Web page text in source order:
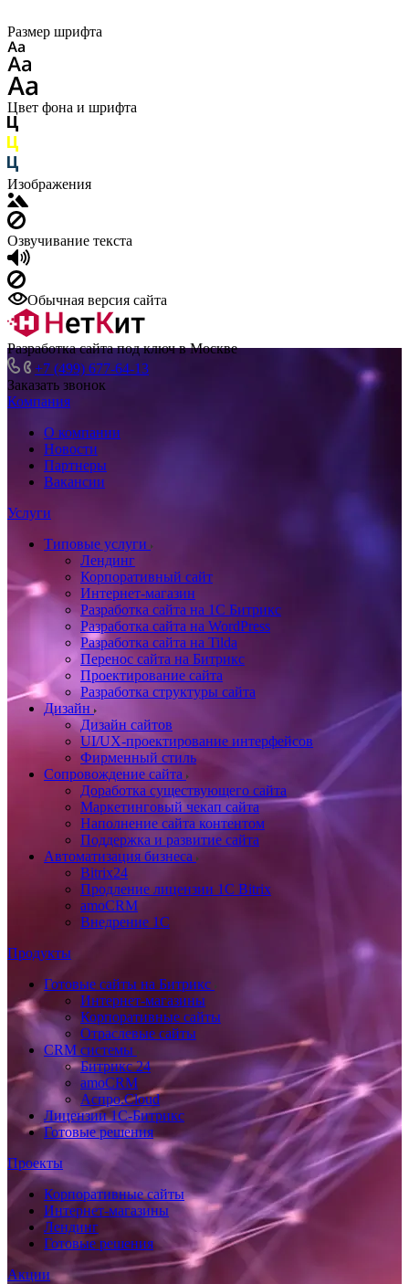
Размер шрифта
Цвет фона и шрифта
Изображения
Озвучивание текста
Обычная версия сайта
Разработка сайта под ключ в Москве
+7 (499) 677-64-13
Заказать звонок
Компания
О компании
Новости
Партнеры
Вакансии
Услуги
Типовые услуги
Лендинг
Корпоративный сайт
Интернет-магазин
Разработка сайта на 1С Битрикс
Разработка сайта на WordPress
Разработка сайта на Tilda
Перенос сайта на Битрикс
Проектирование сайта
Разработка структуры сайта
Дизайн
Дизайн сайтов
UI/UX-проектирование интерфейсов
Фирменный стиль
Сопровождение сайта
Доработка существующего сайта
Маркетинговый чекап сайта
Наполнение сайта контентом
Поддержка и развитие сайта
Автоматизация бизнеса
Bitrix24
Продление лицензии 1C Bitrix
amoCRM
Внедрение 1C
Продукты
Готовые сайты на Битрикс
Интернет-магазины
Корпоративные сайты
Отраслевые сайты
CRM системы
Битрикс 24
amoCRM
Аспро.Cloud
Лицензии 1С-Битрикс
Готовые решения
Проекты
Корпоративные сайты
Интернет-магазины
Лендинг
Готовые решения
Акции